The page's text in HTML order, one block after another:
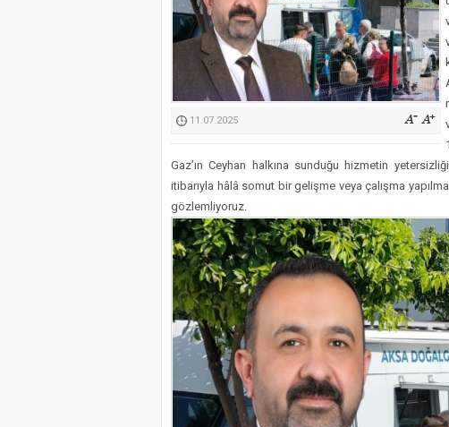
BÖLGEMİZ ÇUKUROVA’DA
İyi Parti Yüreğir İlçe Başkanı Enis
Kimyasallardan Koruma Derneği
11.07.2025
Gaz’ın Ceyhan halkına sunduğu hizmetin
itibarıyla hâlâ somut bir gelişme veya çalışma
gözlemliyoruz.